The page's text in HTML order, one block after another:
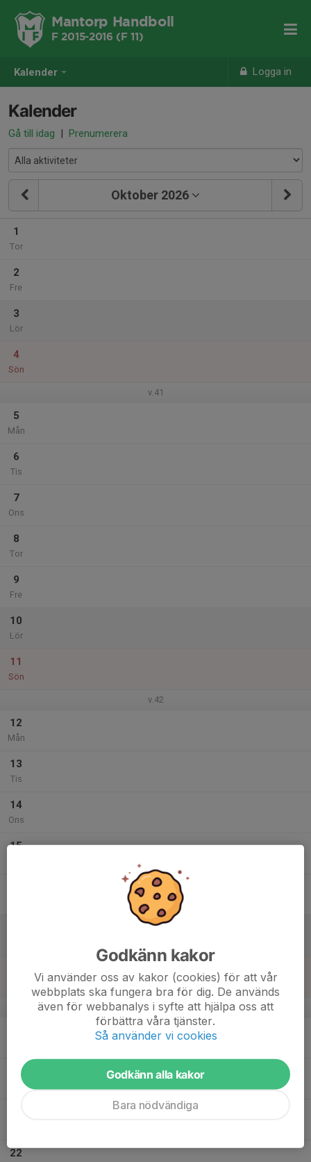
Kalender Logga in
Mantorp Handboll
F 2015-2016 (F 11)
Kalender
Gå till idag | Prenumerera
Oktober 2026
1
Tor
2
Fre
3
Lör
4
Sön
v.41
5
Mån
6
Tis
7
Ons
8
Tor
9
Fre
10
Lör
11
Sön
v.42
12
Mån
13
Tis
14
Ons
15
v.43
20
22
Godkänn kakor
Vi använder oss av kakor (cookies) för att vår
webbplats ska fungera bra för dig. De används
även för webbanalys i syfte att hjälpa oss att
förbättra våra tjänster.
Så använder vi cookies
Godkänn alla kakor
Bara nödvändiga